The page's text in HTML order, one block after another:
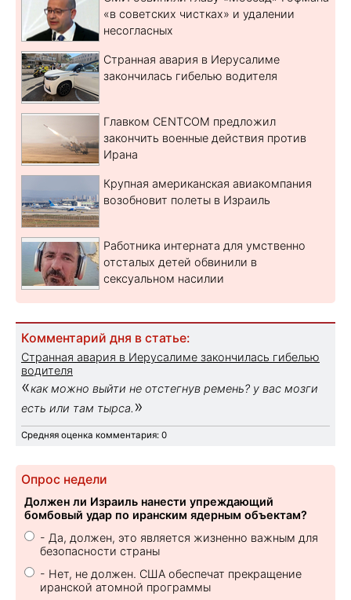
«в советских чистках» и удалении
несогласных
Странная авария в Иерусалиме
закончилась гибелью водителя
Главком CENTCOM предложил
закончить военные действия против
Ирана
Крупная американская авиакомпания
возобновит полеты в Израиль
Работника интерната для умственно
отсталых детей обвинили в
сексуальном насилии
Комментарий дня в статье:
Странная авария в Иерусалиме закончилась гибелью
водителя
«как можно выйти не отстегнув ремень? у вас мозги
есть или там тырса. »
Средняя оценка комментария: 0
Опрос недели
Должен ли Израиль нанести упреждающий
бомбовый удар по иранским ядерным объектам?
- Да, должен, это является жизненно важным для
безопасности страны
- Нет, не должен. США обеспечат прекращение
иранской атомной программы